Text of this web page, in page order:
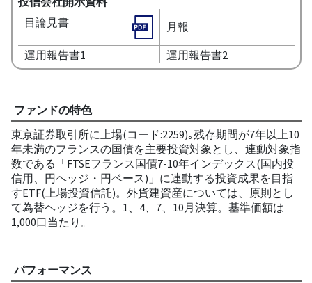
目論見書
月報
運用報告書1 運用報告書2
ファンドの特色
東京証券取引所に上場(コード:2259)｡残存期間が7年以上10
年未満のフランスの国債を主要投資対象とし、連動対象指
数である「FTSEフランス国債7-10年インデックス(国内投
信用、円ヘッジ・円ベース)」に連動する投資成果を目指
すETF(上場投資信託)。外貨建資産については、原則とし
て為替ヘッジを行う。1、4、7、10月決算。基準価額は
1,000口当たり。
パフォーマンス